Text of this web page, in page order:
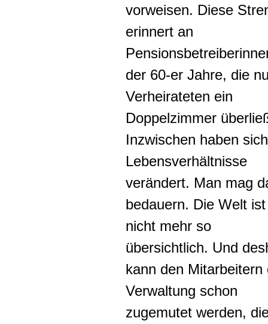
vorweisen. Diese
erinnert an
der 60-er Jahre, die
Verheirateten ein
Doppelzimmer
Inzwischen haben
Lebensverhältnisse
verändert. Man mag
bedauern. Die Welt ist
nicht mehr so
übersichtlich. Und
kann den Mitarbeitern
Verwaltung schon
zugemutet werden,